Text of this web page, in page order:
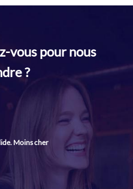
vous pour nous
?
Moins cher